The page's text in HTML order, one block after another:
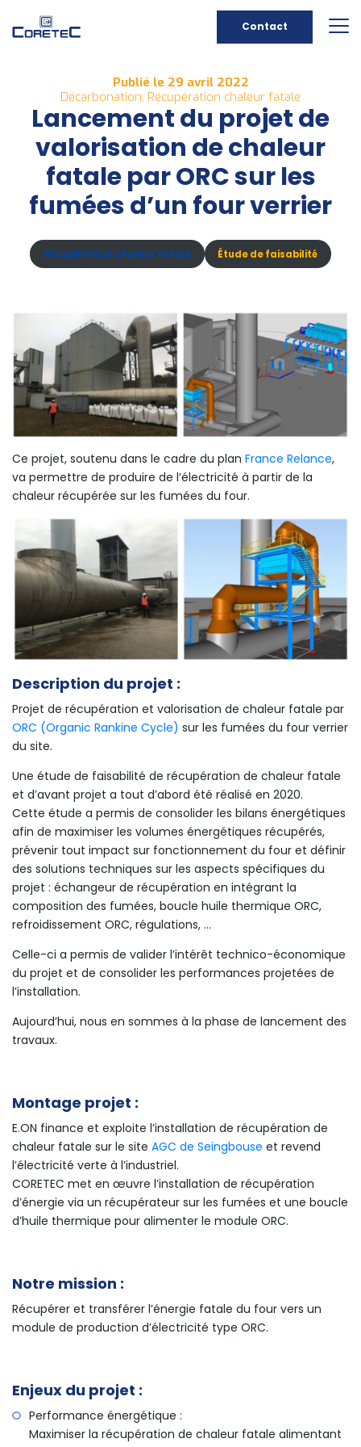
Contact
Publié le 29 avril 2022
Décarbonation, Récupération chaleur fatale
Lancement du projet de
valorisation de chaleur
fatale par ORC sur les
fumées d’un four verrier
Récupération chaleur fatale Étude de faisabilité
Ce projet, soutenu dans le cadre du plan France Relance,
va permettre de produire de l’électricité à partir de la
chaleur récupérée sur les fumées du four.
Description du projet :
Projet de récupération et valorisation de chaleur fatale par
ORC (Organic Rankine Cycle) sur les fumées du four verrier
du site.
Une étude de faisabilité de récupération de chaleur fatale
et d’avant projet a tout d’abord été réalisé en 2020.
Cette étude a permis de consolider les bilans énergétiques
afin de maximiser les volumes énergétiques récupérés,
prévenir tout impact sur fonctionnement du four et définir
des solutions techniques sur les aspects spécifiques du
projet : échangeur de récupération en intégrant la
composition des fumées, boucle huile thermique ORC,
refroidissement ORC, régulations, …
Celle-ci a permis de valider l’intérêt technico-économique
du projet et de consolider les performances projetées de
l’installation.
Aujourd’hui, nous en sommes à la phase de lancement des
travaux.
Montage projet :
E.ON finance et exploite l’installation de récupération de
chaleur fatale sur le site AGC de Seingbouse et revend
l’électricité verte à l’industriel.
CORETEC met en œuvre l’installation de récupération
d’énergie via un récupérateur sur les fumées et une boucle
d’huile thermique pour alimenter le module ORC.
Notre mission :
Récupérer et transférer l’énergie fatale du four vers un
module de production d’électricité type ORC.
Enjeux du projet :
Performance énergétique :
Maximiser la récupération de chaleur fatale alimentant